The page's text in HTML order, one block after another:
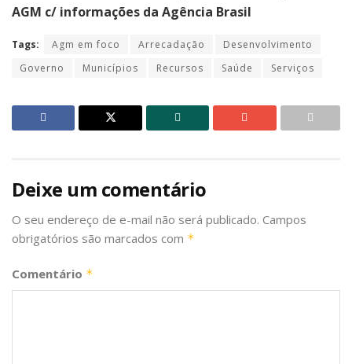
AGM c/ informações da Agência Brasil
Tags: Agm em foco Arrecadação
Desenvolvimento
Governo
Municípios Recursos Saúde Serviços
Deixe um comentário
O seu endereço de e-mail não será publicado. Campos
obrigatórios são marcados com *
Comentário *